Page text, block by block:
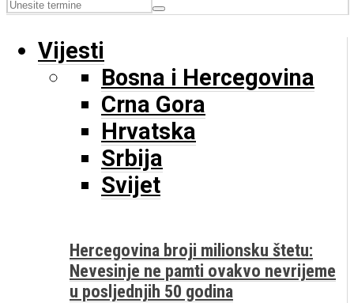
Vijesti
Bosna i Hercegovina
Crna Gora
Hrvatska
Srbija
Svijet
Hercegovina broji milionsku štetu:
Nevesinje ne pamti ovakvo nevrijeme
u posljednjih 50 godina